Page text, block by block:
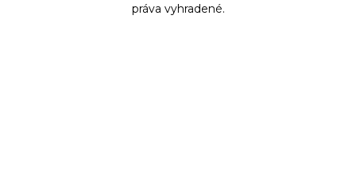
práva vyhradené.